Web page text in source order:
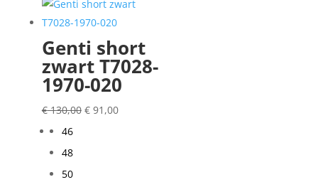
Genti short
zwart T7028-
1970-020
€130,00 Oorspronkelijke
€91,00Huidige
46
48
50